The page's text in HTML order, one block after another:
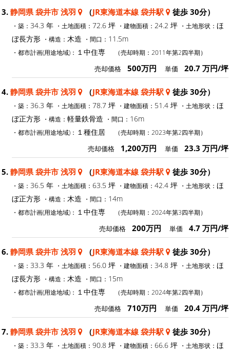
3. 静岡県 袋井市 浅羽 （JR東海道本線 袋井駅 徒歩 30分）
・築： 34.3 年 ・土地面積： 72.6 坪 ・建物面積： 24.2 坪 ・土地形状： ほ
ぼ長方形 ・構造： 木造 ・間口： 11.5m
・都市計画(用途地域)： １中住専 （売却時期：2011年第2四半期）
売却価格 500万円 単価 20.7 万円/坪
4. 静岡県 袋井市 浅羽 （JR東海道本線 袋井駅 徒歩 30分）
・築： 36.3 年 ・土地面積： 78.7 坪 ・建物面積： 51.4 坪 ・土地形状： ほ
ぼ正方形 ・構造： 軽量鉄骨造 ・間口： 16m
・都市計画(用途地域)： １種住居 （売却時期：2023年第2四半期）
売却価格 1,200万円 単価 23.3 万円/坪
5. 静岡県 袋井市 浅羽 （JR東海道本線 袋井駅 徒歩 30分）
・築： 36.5 年 ・土地面積： 63.5 坪 ・建物面積： 42.4 坪 ・土地形状： ほ
ぼ正方形 ・構造： 木造 ・間口： 14m
・都市計画(用途地域)： １中住専 （売却時期：2024年第3四半期）
売却価格 200万円 単価 4.7 万円/坪
6. 静岡県 袋井市 浅羽 （JR東海道本線 袋井駅 徒歩 30分）
・築： 33.3 年 ・土地面積： 56.0 坪 ・建物面積： 34.8 坪 ・土地形状： ほ
ぼ長方形 ・構造： 木造 ・間口： 15m
・都市計画(用途地域)： １中住専 （売却時期：2024年第2四半期）
売却価格 710万円 単価 20.4 万円/坪
7. 静岡県 袋井市 浅羽 （JR東海道本線 袋井駅 徒歩 30分）
・築： 33.3 年 ・土地面積： 90.8 坪 ・建物面積： 66.6 坪 ・土地形状： ほ